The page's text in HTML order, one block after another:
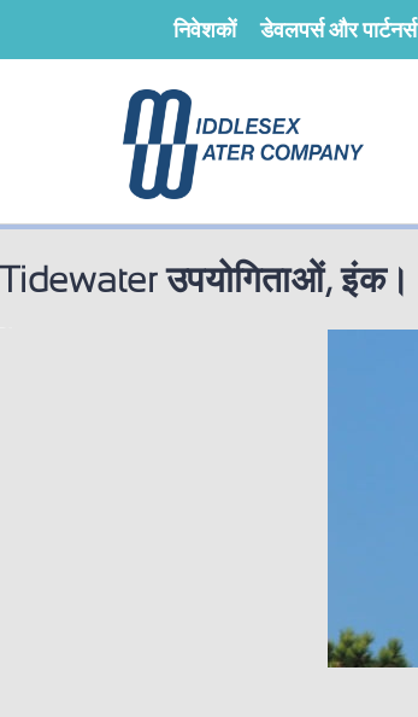
निवेशकों डेवलपर्स और पार्टनर्स
Tidewater उपयोगिताओं, इंक।